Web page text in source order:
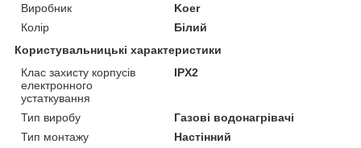
Виробник
Koer
Колір
Білий
Користувальницькі характеристики
Клас захисту корпусів
електронного
устаткування
IPX2
Тип виробу
Газові водонагрівачі
Тип монтажу
Настінний